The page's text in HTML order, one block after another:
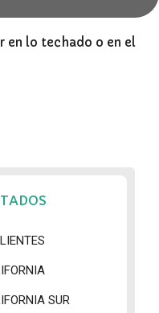
en lo techado o en el
SUR